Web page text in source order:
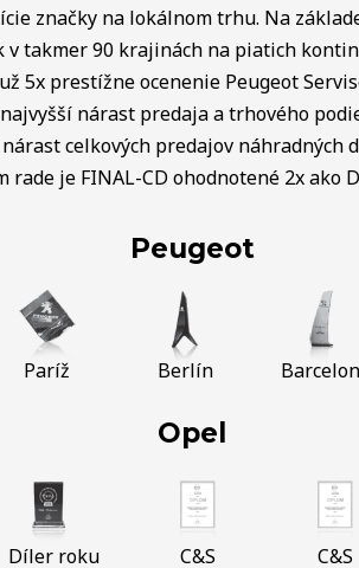
značky na lokálnom trhu. Na
takmer 90 krajinách na piatich
5x prestížne ocenenie Peugeot
nárast predaja a trhového
celkových predajov náhradných
je FINAL-CD ohodnotené 2x ako
Peugeot
Paríž Berlín
Opel
Díler roku
C&S
C&S